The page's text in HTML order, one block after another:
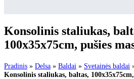
Konsolinis staliukas,
100x35x75cm, pušies
Pradinis » Delsa » Baldai » Svetainės baldai
Konsolinis staliukas, baltas,